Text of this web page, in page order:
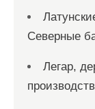
Северные
Легар,